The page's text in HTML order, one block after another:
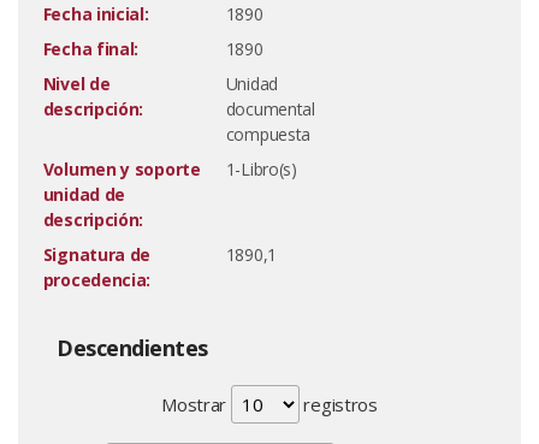
Fecha inicial:
1890
Fecha final:
1890
Nivel de
descripción:
Unidad
documental
compuesta
Volumen y soporte
unidad de
descripción:
1-Libro(s)
Signatura de
procedencia:
1890,1
Descendientes
Mostrar registros